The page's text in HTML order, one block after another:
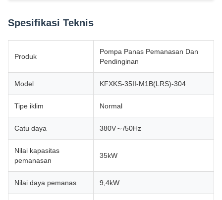
Spesifikasi Teknis
Produk
Pompa Panas Pemanasan Dan
Pendinginan
Model KFXKS-35II-M1B(LRS)-304
Tipe iklim Normal
Catu daya 380V～/50Hz
Nilai kapasitas
pemanasan
35kW
Nilai daya pemanas 9,4kW